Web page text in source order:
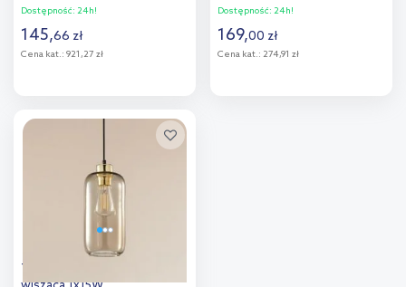
Dostępność: 24h!
145,66 zł
Cena kat.: 921,27 zł
porównania
99033
Dostępność: 24h!
169,00 zł
Cena kat.: 274,91 zł
TK Lighting Marco lampa